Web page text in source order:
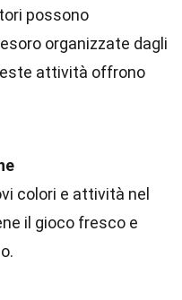
possono
organizzate dagli
attività offrono
colori e attività nel
il gioco fresco e